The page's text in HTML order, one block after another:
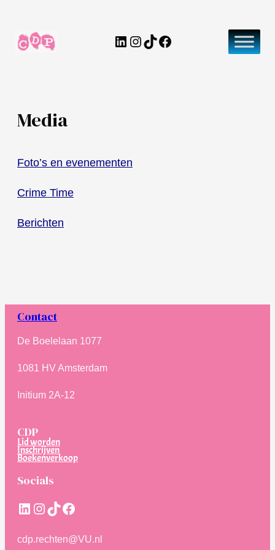
naar
LinkedIn
Instagram
TikTok
Facebook
Media
Foto’s en evenementen
Crime Time
Berichten
Contact
De Boelelaan 1077
1081 HV Amsterdam
Initium 2A-12
CDP
Lid worden
Inschrijven
Boekenverkoop
Socials
LinkedIn
Instagram
TikTokFacebook
cdp.rechten@VU.nl